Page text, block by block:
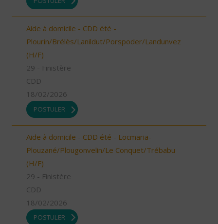
Aide à domicile - CDD été -
Plourin/Brélès/Lanildut/Porspoder/Landunvez
(H/F)
29 - Finistère
CDD
18/02/2026
POSTULER
Aide à domicile - CDD été - Locmaria-
Plouzané/Plougonvelin/Le Conquet/Trébabu
(H/F)
29 - Finistère
CDD
18/02/2026
POSTULER